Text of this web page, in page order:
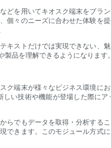
を用いてキオスク端末をブラ
々のニーズに合わせた体験を
ストだけでは実現できない、
品を理解できるようになります。
端末が様々なビジネス環境に
い技術や機能が登場した際に
でもデータを取得・分析する
きます。このモジュール方式